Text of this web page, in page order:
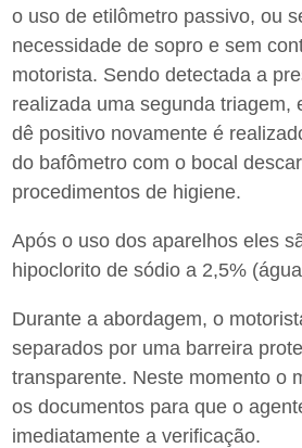
o uso de etilômetro passivo, ou
necessidade de sopro e sem
motorista. Sendo detectada a
realizada uma segunda triagem,
dê positivo novamente é
do bafômetro com o bocal
procedimentos de higiene.
Após o uso dos aparelhos eles
hipoclorito de sódio a 2,5%
Durante a abordagem, o
separados por uma barreira
transparente. Neste momento o
os documentos para que o
imediatamente a verificação.